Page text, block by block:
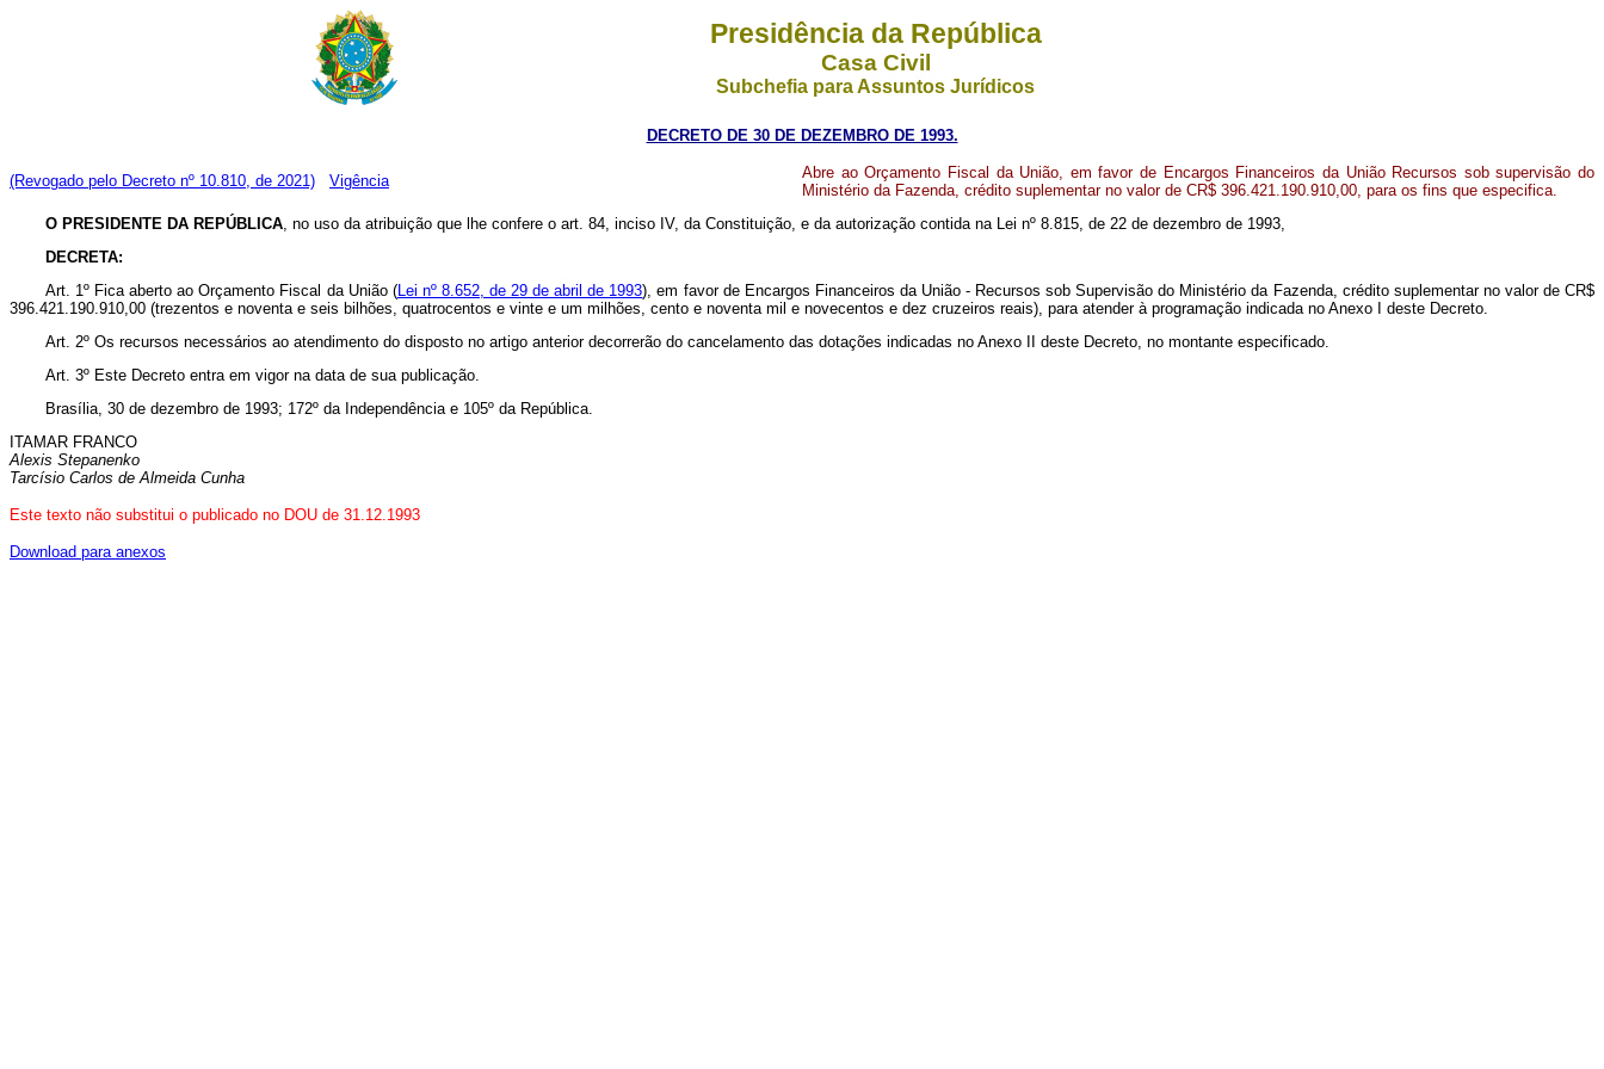
Presidência da República
Casa Civil
Subchefia para Assuntos Jurídicos
DECRETO DE 30 DE DEZEMBRO DE 1993.
(Revogado pelo Decreto nº 10.810, de 2021) Vigência
Abre ao Orçamento Fiscal da União, em favor de Encargos Financeiros da União Recursos sob supervisão do
Ministério da Fazenda, crédito suplementar no valor de CR$ 396.421.190.910,00, para os fins que especifica.
O PRESIDENTE DA REPÚBLICA, no uso da atribuição que lhe confere o art. 84, inciso IV, da Constituição, e da autorização contida na Lei nº 8.815, de 22 de dezembro de 1993,
DECRETA:
Art. 1º Fica aberto ao Orçamento Fiscal da União (Lei nº 8.652, de 29 de abril de 1993), em favor de Encargos Financeiros da União - Recursos sob Supervisão do Ministério da Fazenda, crédito suplementar no valor de CR$
396.421.190.910,00 (trezentos e noventa e seis bilhões, quatrocentos e vinte e um milhões, cento e noventa mil e novecentos e dez cruzeiros reais), para atender à programação indicada no Anexo I deste Decreto.
Art. 2º Os recursos necessários ao atendimento do disposto no artigo anterior decorrerão do cancelamento das dotações indicadas no Anexo II deste Decreto, no montante especificado.
Art. 3º Este Decreto entra em vigor na data de sua publicação.
Brasília, 30 de dezembro de 1993; 172º da Independência e 105º da República.
ITAMAR FRANCO
Alexis Stepanenko
Tarcísio Carlos de Almeida Cunha
Este texto não substitui o publicado no DOU de 31.12.1993
Download para anexos